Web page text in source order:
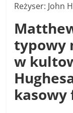
Reżyser: John
typowy
w